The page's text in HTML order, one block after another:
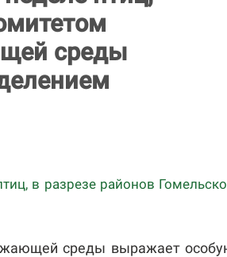
среды
в разрезе районов
среды выражает